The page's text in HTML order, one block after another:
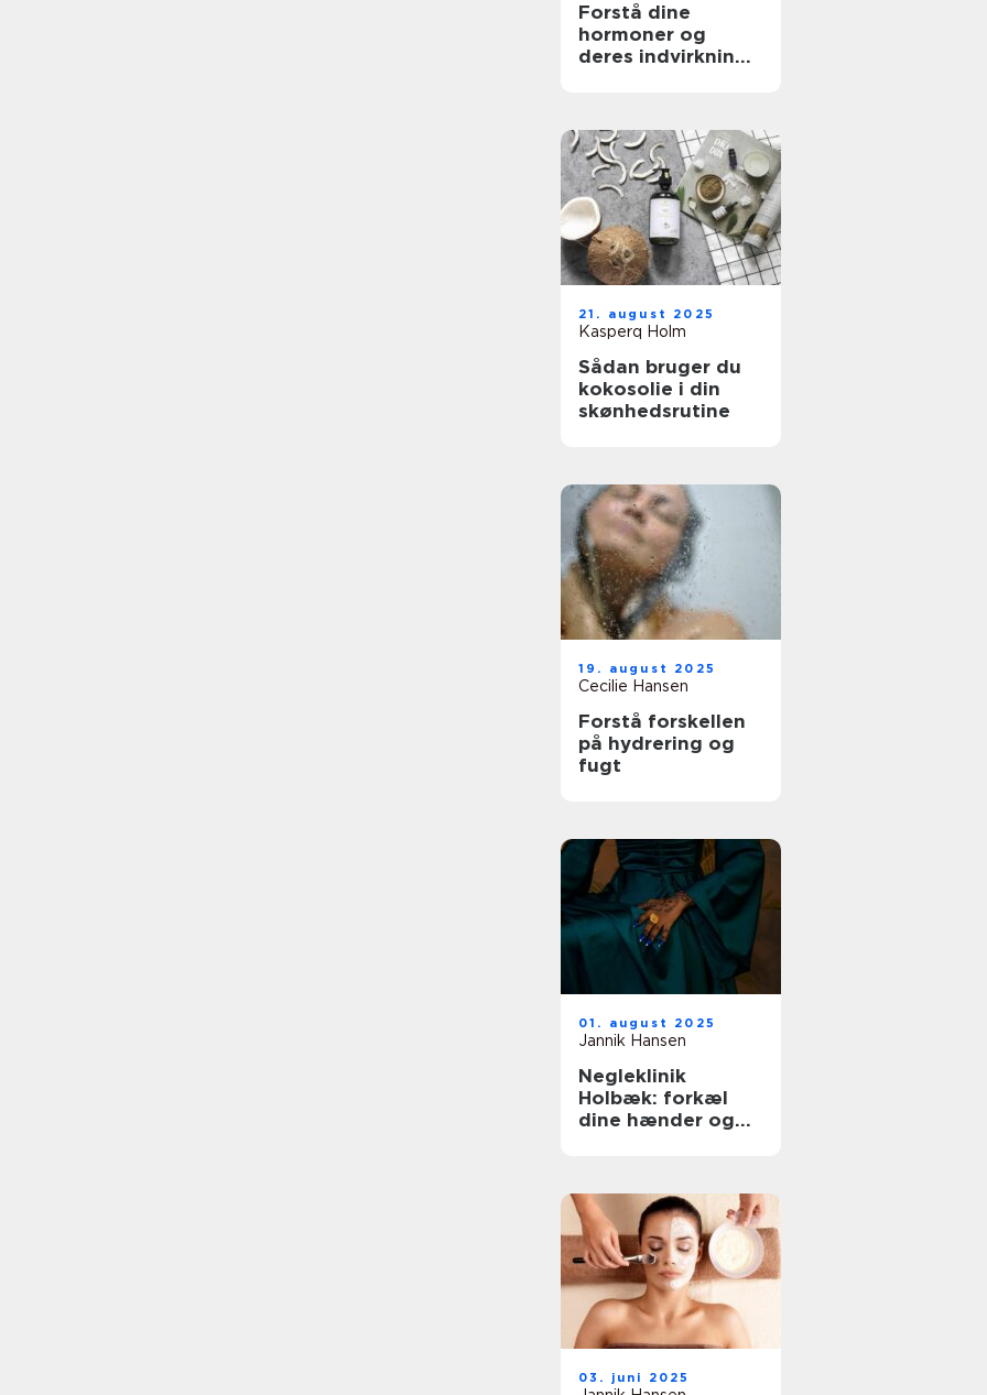
Forstå dine
hormoner og
deres indvirkning
21. august 2025
Kasperq Holm
Sådan bruger du
kokosolie i din
skønhedsrutine
19. august 2025
Cecilie Hansen
Forstå forskellen
på hydrering og
fugt
01. august 2025
Jannik Hansen
Negleklinik
Holbæk: forkæl
dine hænder og
03. juni 2025